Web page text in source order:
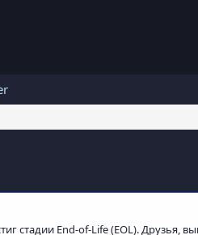
стадии End-of-Life (EOL).